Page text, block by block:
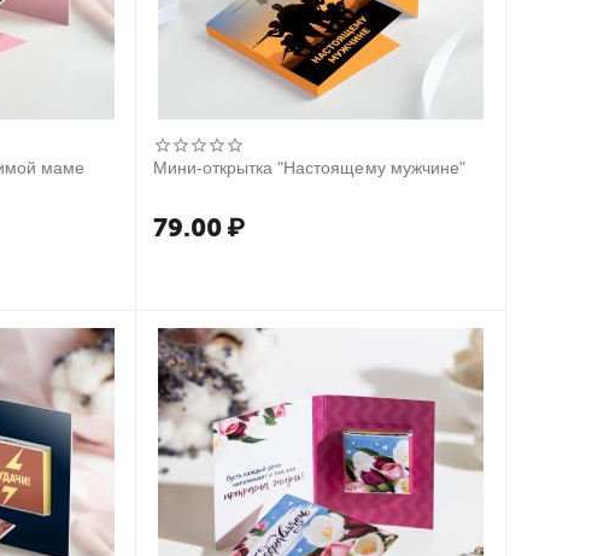
маме
Мини-открытка "Настоящему мужчине"
79.00 ₽